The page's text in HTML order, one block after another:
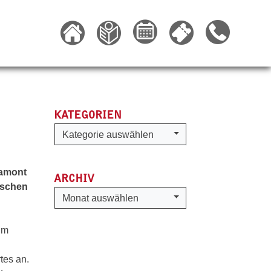
an.
KATEGORIEN
Kategorien
Kategorie auswählen
ARCHIV
Archiv
Monat auswählen